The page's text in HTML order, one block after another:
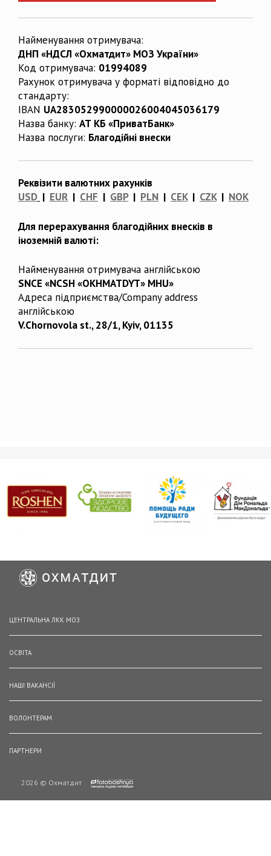
Найменування отримувача:
ДНП «НДСЛ «Охматдит» МОЗ України»
Код отримувача: 01994089
Рахунок отримувача у форматі відповідно до
стандарту:
IBAN UA283052990000026004045036179
Назва банку: АТ КБ «ПриватБанк»
Назва послуги: Благодійні внески
Реквізити валютних рахунків
USD | EUR | CHF | GBP| PLN | CEK| CZK| NOK
Для перерахування благодійних внесків в
іноземній валюті:
Найменування отримувача англійською
SNCE «NCSH «OKHMATDYT» MHU»
Адреса підприємства/Company address
англійською
V.Chornovola st., 28/1, Kyiv, 01135
ЦЕНТРАЛЬНА ЛКК МОЗ
ОСВІТА
НАШІ ВАКАНСІЇ
ВОЛОНТЕРАМ
ПАРТНЕРИ
2026 © Охматдит